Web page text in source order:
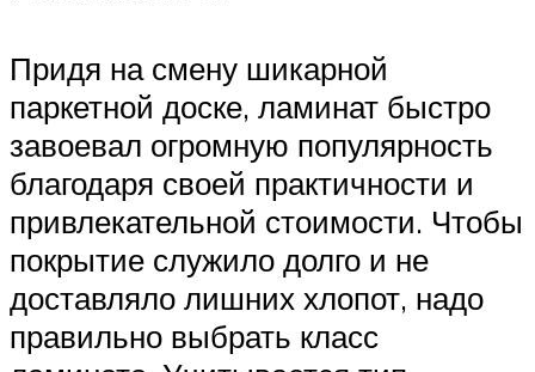
Придя на смену шикарной
паркетной доске, ламинат быстро
завоевал огромную популярность
благодаря своей практичности и
привлекательной стоимости. Чтобы
покрытие служило долго и не
доставляло лишних хлопот, надо
правильно выбрать класс